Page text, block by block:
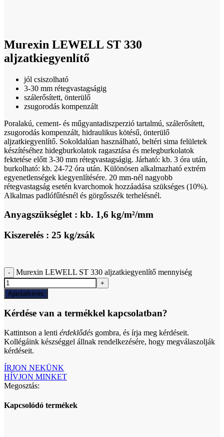
Murexin LEWELL ST 330
aljzatkiegyenlítő
jól csiszolható
3-30 mm rétegvastagságig
szálerősített, önterülő
zsugorodás kompenzált
Poralakú, cement- és műgyantadiszperzió tartalmú, szálerősített,
zsugorodás kompenzált, hidraulikus kötésű, önterülő
aljzatkiegyenlítő. Sokoldalúan használható, beltéri sima felületek
készítéséhez hidegburkolatok ragasztása és melegburkolatok
fektetése előtt 3-30 mm rétegvastagságig. Járható: kb. 3 óra után,
burkolható: kb. 24-72 óra után. Különösen alkalmazható extrém
egyenetlenségek kiegyenlítésére. 20 mm-nél nagyobb
rétegvastagság esetén kvarchomok hozzáadása szükséges (10%).
Alkalmas padlófűtésnél és görgősszék terhelésnél.
Anyagszükséglet : kb. 1,6 kg/m²/mm
Kiszerelés : 25 kg/zsák
Murexin LEWELL ST 330 aljzatkiegyenlítő mennyiség
Ajánlatkérés
Kérdése van a termékkel kapcsolatban?
Kattintson a lenti érdeklődés gombra, és írja meg kérdéseit.
Kollégáink készséggel állnak rendelkezésére, hogy megválaszolják
kérdéseit.
ÍRJON NEKÜNK
HÍVJON MINKET
Megosztás:
Kapcsolódó termékek